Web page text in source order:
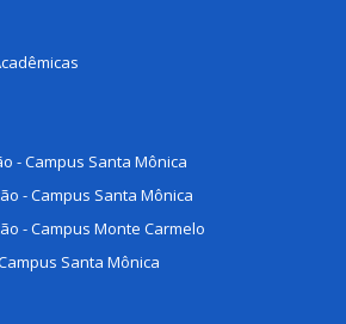
- Campus Santa Mônica
- Campus Santa Mônica
- Campus Monte Carmelo
Santa Mônica